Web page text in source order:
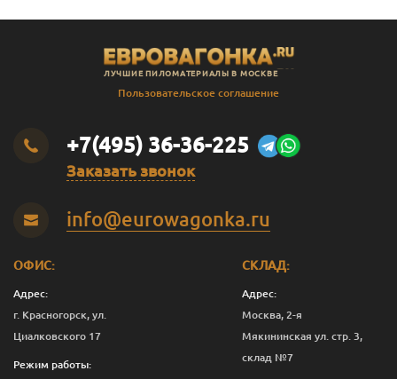
ЛУЧШИЕ ПИЛОМАТЕРИАЛЫ В МОСКВЕ
Пользовательское соглашение
+7(495) 36-36-225
Заказать звонок
info@eurowagonka.ru
ОФИС:
Адрес:
г. Красногорск, ул.
Циалковского 17
Режим работы:
СКЛАД:
Адрес:
Москва, 2-я
Мякининская ул. стр. 3,
склад №7